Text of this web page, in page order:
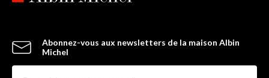
Abonnez-vous aux newsletters de la maison Albin
Michel